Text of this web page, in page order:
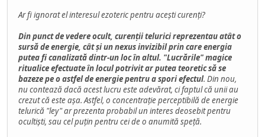
Ar fi ignorat el interesul ezoteric pentru acești curenți?
Din punct de vedere ocult, curenții telurici reprezentau atât o
sursă de energie, cât și un nexus invizibil prin care energia
putea fi canalizată dintr-un loc în altul. "Lucrările" magice
ritualice efectuate în locul potrivit ar putea teoretic să se
bazeze pe o astfel de energie pentru a spori efectul. Din nou,
nu contează dacă acest lucru este adevărat, ci faptul că unii au
crezut că este așa. Astfel, o concentrație perceptibilă de energie
telurică "ley" ar prezenta probabil un interes deosebit pentru
ocultiști, sau cel puțin pentru cei de o anumită speță.